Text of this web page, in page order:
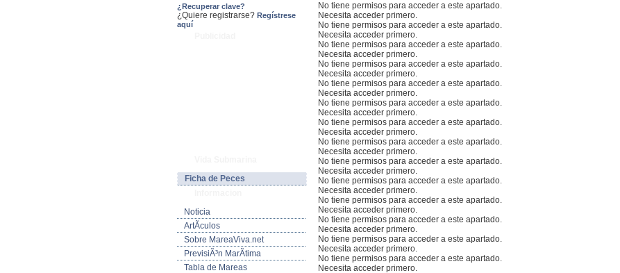
¿Recuperar clave?
¿Quiere registrarse? Regístrese
aquí
Ficha de Peces
Noticia
ArtÃ­culos
Sobre MareaViva.net
PrevisiÃ³n MarÃ­tima
Tabla de Mareas
No tiene permisos para acceder a este apartado.
Necesita acceder primero.
No tiene permisos para acceder a este apartado.
Necesita acceder primero.
No tiene permisos para acceder a este apartado.
Necesita acceder primero.
No tiene permisos para acceder a este apartado.
Necesita acceder primero.
No tiene permisos para acceder a este apartado.
Necesita acceder primero.
No tiene permisos para acceder a este apartado.
Necesita acceder primero.
No tiene permisos para acceder a este apartado.
Necesita acceder primero.
No tiene permisos para acceder a este apartado.
Necesita acceder primero.
No tiene permisos para acceder a este apartado.
Necesita acceder primero.
No tiene permisos para acceder a este apartado.
Necesita acceder primero.
No tiene permisos para acceder a este apartado.
Necesita acceder primero.
No tiene permisos para acceder a este apartado.
Necesita acceder primero.
No tiene permisos para acceder a este apartado.
Necesita acceder primero.
No tiene permisos para acceder a este apartado.
Necesita acceder primero.